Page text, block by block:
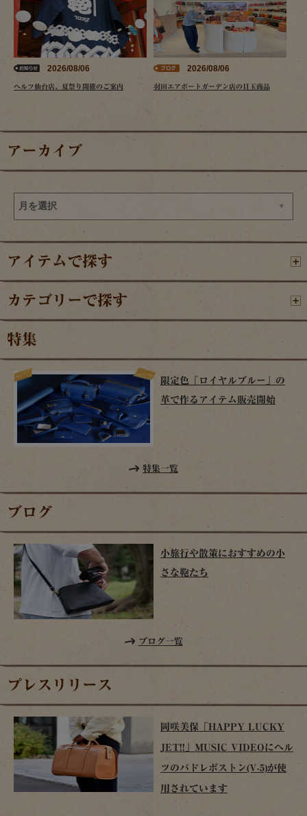
2026/08/06
ヘルツ仙台店、夏祭り開催のご案内
2026/08/06
羽田エアポートガーデン店の目玉商品
アーカイブ
アイテムで探す
カテゴリーで探す
特集
限定色「ロイヤルブルー」の
革で作るアイテム販売開始
特集一覧
ブログ
小旅行や散策におすすめの小
さな鞄たち
ブログ一覧
プレスリリース
岡咲美保「HAPPY LUCKY
JET!!」MUSIC VIDEOにヘル
ツのパドレボストン(V-5)が使
用されています